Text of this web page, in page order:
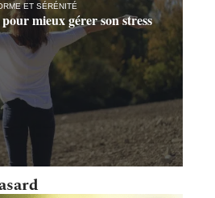
ET SÉRÉNITÉ
mieux gérer son stress